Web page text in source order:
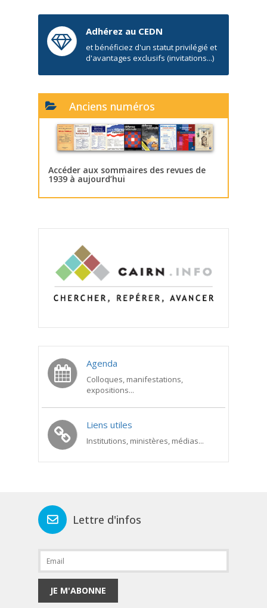
Adhérez au CEDN
et bénéficiez d'un statut privilégié et
d'avantages exclusifs (invitations...)
Anciens numéros
Accéder aux sommaires des revues de
1939 à aujourd’hui
Agenda
Colloques, manifestations,
expositions...
Liens utiles
Institutions, ministères, médias...
Lettre d'infos
JE M'ABONNE